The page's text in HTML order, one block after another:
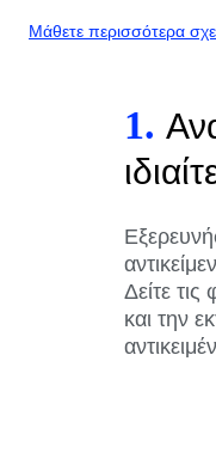
Μάθετε περισσότερα
1.
Δείτε
και την